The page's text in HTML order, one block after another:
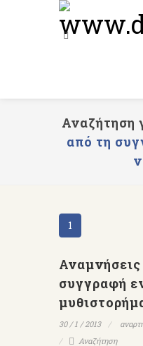
Αναζήτηση
από τη
1
συγγραφή
30 / 1 / 2013
Αναζήτηση